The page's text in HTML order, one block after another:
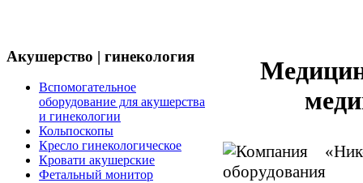
Акушерство | гинекология
Вспомогательное
оборудование для акушерства
и гинекологии
Кольпоскопы
Кресло гинекологическое
Кровати акушерские
Фетальный монитор